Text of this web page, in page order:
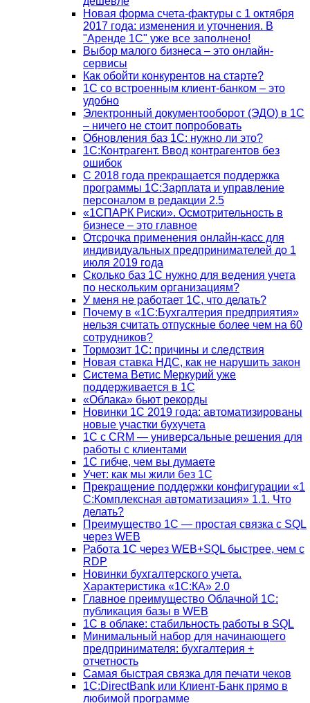
Новая форма счета-фактуры с 1 октября
2017 года: изменения и уточнения. В
"Аренде 1С" уже все заполнено!
Выбор малого бизнеса – это онлайн-
сервисы
Как обойти конкурентов на старте?
1C со встроенным клиент-банком – это
удобно
Электронный документооборот (ЭДО) в 1С
– ничего не стоит попробовать
Обновления баз 1С: нужно ли это?
1С:Контрагент. Ввод контрагентов без
ошибок
С 2018 года прекращается поддержка
программы 1С:Зарплата и управление
персоналом в редакции 2.5
«1СПАРК Риски». Осмотрительность в
бизнесе – это главное
Отсрочка применения онлайн-касс для
индивидуальных предпринимателей до 1
июля 2019 года
Сколько баз 1C нужно для ведения учета
по нескольким организациям?
У меня не работает 1С, что делать?
Почему в «1С:Бухгалтерия предприятия»
нельзя считать отпускные более чем на 60
сотрудников?
Тормозит 1C: причины и следствия
Новая ставка НДС, как не нарушить закон
Система Ветис Меркурий уже
поддерживается в 1С
«Облака» бьют рекорды
Новинки 1С 2019 года: автоматизированы
новые участки бухучета
1С с CRM — универсальные решения для
работы с клиентами
1С гибче, чем вы думаете
Учет: как мы жили без 1С
Прекращение поддержки конфигурации «1
С:Комплексная автоматизация» 1.1. Что
делать?
Преимущество 1С — простая связка с SQL
через WEB
Работа 1С через WEB+SQL быстрее, чем с
RDP
Новинки бухгалтерского учета.
Характеристика «1С:КА» 2.0
Главное преимущество Облачной 1С:
публикация базы в WEB
1С в облаке: стабильность работы в SQL
Минимальный набор для начинающего
предпринимателя: бухгалтерия +
отчетность
Самая быстрая связка для печати чеков
1С:DirectBank или Клиент-Банк прямо в
любимой программе